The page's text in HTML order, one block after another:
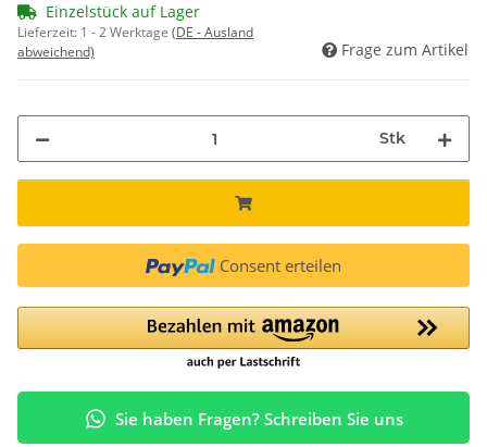
Einzelstück auf Lager
Lieferzeit: 1 - 2 Werktage (DE - Ausland
abweichend)
Frage zum Artikel
Stk
Consent erteilen
Sie haben Fragen? Schreiben Sie uns